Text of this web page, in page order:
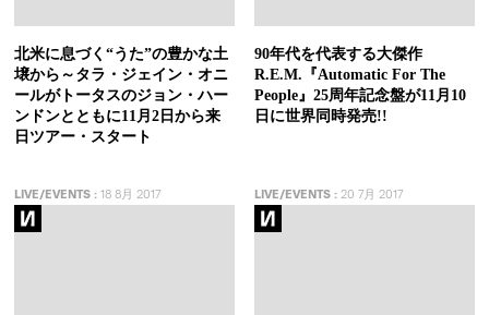
北米に息づく“うた”の豊かな土
壌から～タラ・ジェイン・オニ
ールがトータスのジョン・ハー
ンドンとともに11月2日から来
日ツアー・スタート
90年代を代表する大傑作
R.E.M.『Automatic For The
People』25周年記念盤が11月10
日に世界同時発売!!
LIVE/EVENTS : 18 8月 2017 LIVE/EVENTS:20 7月 2017